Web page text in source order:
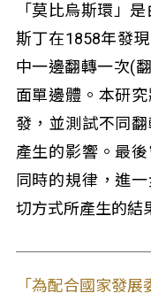
「莫比烏斯環」
斯丁在1858年發
中一邊翻轉一次(
面單邊體。本研
發，並測試不同
產生的影響。最
同時的規律，進
切方式所產生的結
「為配合國家發